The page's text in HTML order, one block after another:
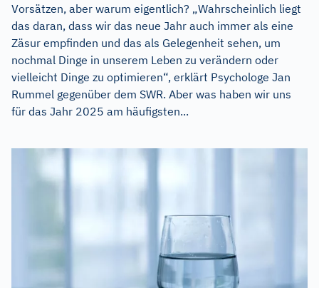
Vorsätzen, aber warum eigentlich? „Wahrscheinlich liegt
das daran, dass wir das neue Jahr auch immer als eine
Zäsur empfinden und das als Gelegenheit sehen, um
nochmal Dinge in unserem Leben zu verändern oder
vielleicht Dinge zu optimieren“, erklärt Psychologe Jan
Rummel gegenüber dem SWR. Aber was haben wir uns
für das Jahr 2025 am häufigsten...